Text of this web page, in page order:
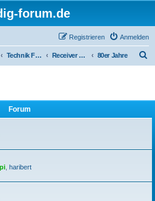
forum.de
Anmelden
Registrieren
Technik Foren Receiver Kompaktanlagen 80er Jahre
Forum
haribert